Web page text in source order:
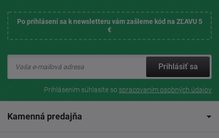
Po prihlásení sa k newsletteru vám zašleme kód na ZĽAVU 5
€
Prihlásiť sa
Prihlásením súhlasíte so spracovaním osobných údajov
Kamenná predajňa